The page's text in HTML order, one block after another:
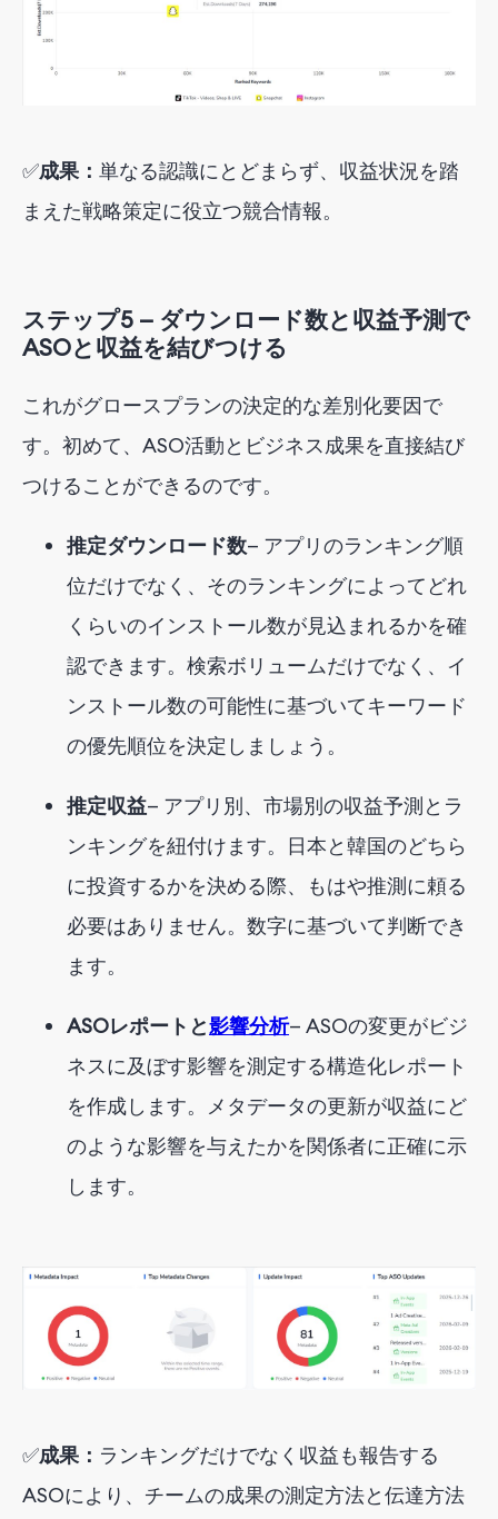
✅成果： 単なる認識にとどまらず、収益状況を踏
まえた戦略策定に役立つ競合情報。
ステップ5 — ダウンロード数と収益予測で
ASOと収益を結びつける
これがグロースプランの決定的な差別化要因で
す。初めて、ASO活動とビジネス成果を直接結び
つけることができるのです。
推定ダウンロード数— アプリのランキング順
位だけでなく、そのランキングによってどれ
くらいのインストール数が見込まれるかを確
認できます。検索ボリュームだけでなく、イ
ンストール数の可能性に基づいてキーワード
の優先順位を決定しましょう。
推定収益— アプリ別、市場別の収益予測とラ
ンキングを紐付けます。日本と韓国のどちら
に投資するかを決める際、もはや推測に頼る
必要はありません。数字に基づいて判断でき
ます。
ASOレポートと影響分析— ASOの変更がビジ
ネスに及ぼす影響を測定する構造化レポート
を作成します。メタデータの更新が収益にど
のような影響を与えたかを関係者に正確に示
します。
✅成果： ランキングだけでなく収益も報告する
ASOにより、チームの成果の測定方法と伝達方法